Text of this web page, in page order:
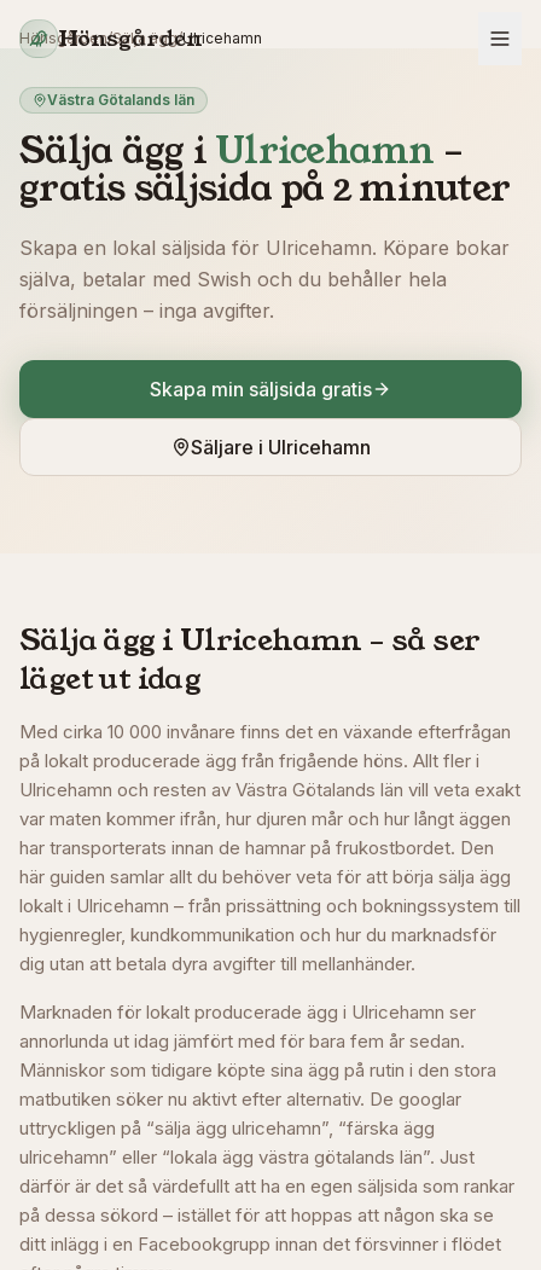
Hönsgården
Hönsgården/Sälja ägg/Ulricehamn
Västra Götalands län
Sälja ägg iUlricehamn –
gratis säljsida på 2 minuter
Skapa en lokal säljsida för Ulricehamn. Köpare bokar
själva, betalar med Swish och du behåller hela
försäljningen – inga avgifter.
Skapa min säljsida gratis
Säljare i Ulricehamn
Sälja ägg i Ulricehamn – så ser
läget ut idag
Med cirka 10 000 invånare finns det en växande efterfrågan
på lokalt producerade ägg från frigående höns. Allt fler i
Ulricehamn och resten av Västra Götalands län vill veta exakt
var maten kommer ifrån, hur djuren mår och hur långt äggen
har transporterats innan de hamnar på frukostbordet. Den
här guiden samlar allt du behöver veta för att börja sälja ägg
lokalt i Ulricehamn – från prissättning och bokningssystem till
hygienregler, kundkommunikation och hur du marknadsför
dig utan att betala dyra avgifter till mellanhänder.
Marknaden för lokalt producerade ägg i Ulricehamn ser
annorlunda ut idag jämfört med för bara fem år sedan.
Människor som tidigare köpte sina ägg på rutin i den stora
matbutiken söker nu aktivt efter alternativ. De googlar
uttryckligen på “sälja ägg ulricehamn”, “färska ägg
ulricehamn” eller “lokala ägg västra götalands län”. Just
därför är det så värdefullt att ha en egen säljsida som rankar
på dessa sökord – istället för att hoppas att någon ska se
ditt inlägg i en Facebookgrupp innan det försvinner i flödet